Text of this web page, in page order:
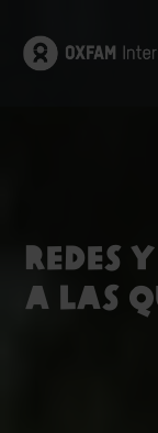
Redes
a las